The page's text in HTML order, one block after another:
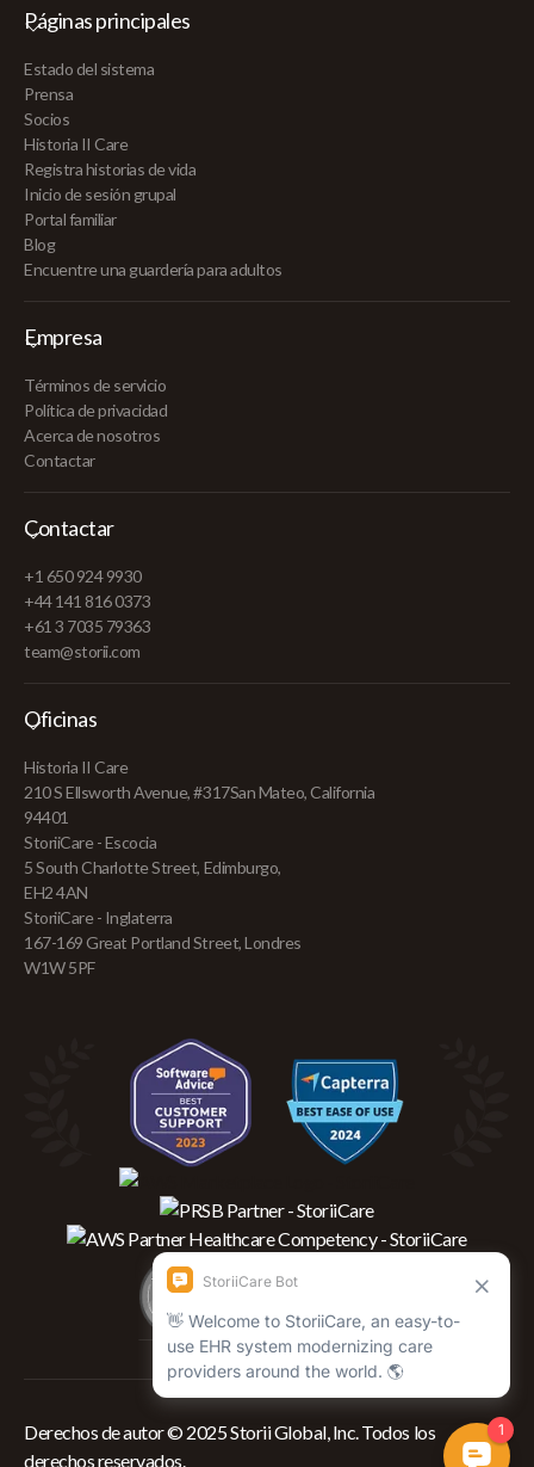
Páginas principales
Estado del sistema
Prensa
Socios
Historia II Care
Registra historias de vida
Inicio de sesión grupal
Portal familiar
Blog
Encuentre una guardería para adultos
Empresa
Términos de servicio
Política de privacidad
Acerca de nosotros
Contactar
Contactar
+1 650 924 9930
+44 141 816 0373
+61 3 7035 79363
team@storii.com
Oficinas
Historia II Care
210 S Ellsworth Avenue, #317San Mateo, California
94401
StoriiCare - Escocia
5 South Charlotte Street, Edimburgo,
EH2 4AN
StoriiCare - Inglaterra
167-169 Great Portland Street, Londres
W1W 5PF
Derechos de autor © 2025 Storii Global, Inc. Todos los
derechos reservados.